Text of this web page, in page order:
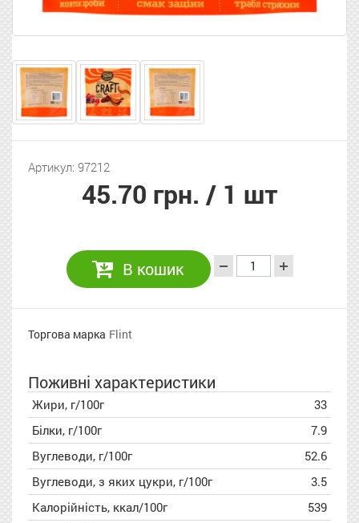
Артикул: 97212
45.70 грн. / 1 шт
В кошик
Торгова марка Flint
Поживні характеристики
Жири, г/100г
33
Білки, г/100г
7.9
Вуглеводи, г/100г
52.6
Вуглеводи, з яких цукри, г/100г
3.5
Калорійність, ккал/100г
539